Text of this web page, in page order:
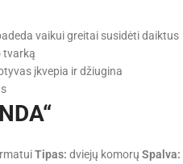
vaikui greitai susidėti daiktus
tvarką
įkvepia ir džiugina
Tipas: dviejų komorų Spalva: